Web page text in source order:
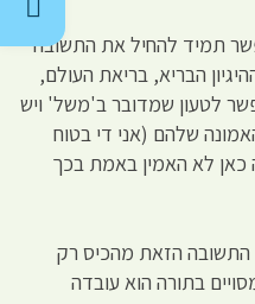
תמיד להחיל את התשובה
הבריא, בריאת העולם,
לטעון שמדובר ב'משל' ויש
שלהם (אני די בטוח
כאן לא האמין באמת בכך
הזאת מהכיס רק
בתורה הוא עובדה